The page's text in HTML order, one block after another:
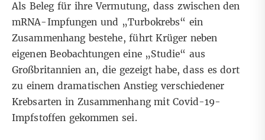
Als Beleg für ihre Vermutung, dass zwischen den
mRNA-Impfungen und „Turbokrebs“ ein
Zusammenhang bestehe, führt Krüger neben
eigenen Beobachtungen eine „Studie“ aus
Großbritannien an, die gezeigt habe, dass es dort
zu einem dramatischen Anstieg verschiedener
Krebsarten in Zusammenhang mit Covid-19-
Impfstoffen gekommen sei.